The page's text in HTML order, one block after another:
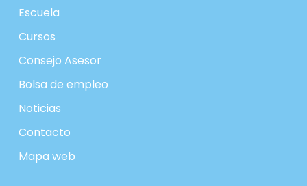
Escuela
Cursos
Consejo Asesor
Bolsa de empleo
Noticias
Contacto
Mapa web